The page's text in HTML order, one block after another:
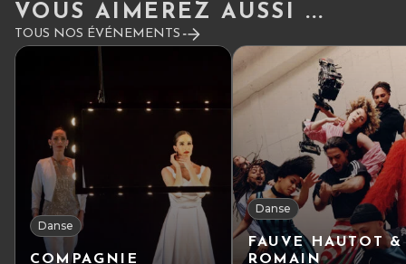
VOUS AIMEREZ AUSSI ...
TOUS NOS ÉVÉNEMENTS
Danse
COMPAGNIE
Danse
FAUVE HAUTOT &
ROMAIN